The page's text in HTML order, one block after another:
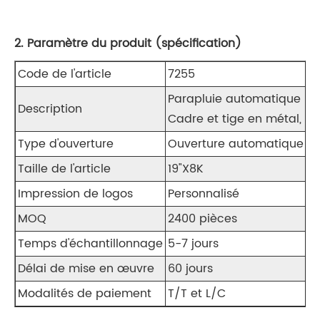
2. Paramètre du produit (spécification)
Code de l'article
7255
Description
Parapluie automatique
Cadre et tige en métal,
Type d'ouverture
Ouverture automatique
Taille de l'article
19"X8K
Impression de logos
Personnalisé
MOQ
2400 pièces
Temps d'échantillonnage 5-7 jours
Délai de mise en œuvre
60 jours
Modalités de paiement
T/T et L/C